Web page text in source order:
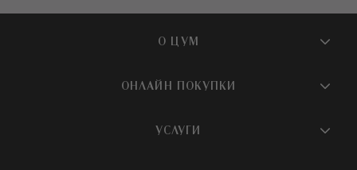
О ЦУМ
О магазине
Бутики и ПВЗ ЦУМ
ОНЛАЙН ПОКУПКИ
УСЛУГИ